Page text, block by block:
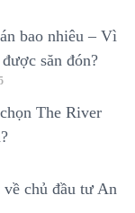
bao nhiêu – Vì
săn đón?
The River
chủ đầu tư An